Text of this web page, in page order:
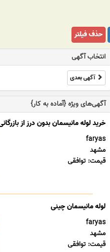
حذف فیلتر
انتخاب آگهی
آگهی بعدی
آگهی‌های ویژه {آماده به کار}
خرید لوله مانیسمان بدون درز از
faryas
مشهد
قیمت: توافقی
لوله مانیسمان چینی
faryas
مشهد
قیمت: توافقی